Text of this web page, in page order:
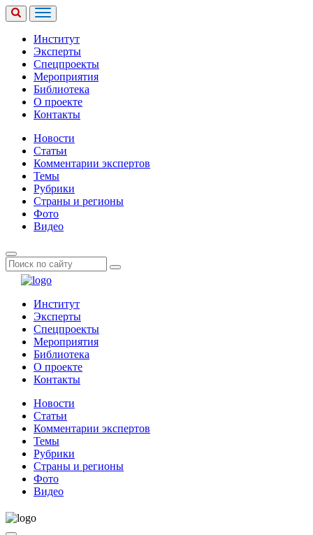
Институт
Эксперты
Спецпроекты
Мероприятия
Библиотека
О проекте
Контакты
Новости
Статьи
Комментарии экспертов
Темы
Рубрики
Страны и регионы
Фото
Видео
Институт
Эксперты
Спецпроекты
Мероприятия
Библиотека
О проекте
Контакты
Новости
Статьи
Комментарии экспертов
Темы
Рубрики
Страны и регионы
Фото
Видео